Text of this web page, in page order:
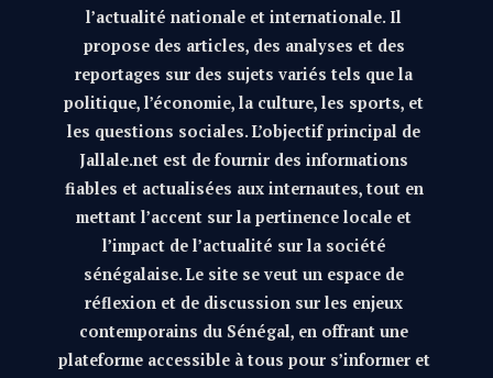
l’actualité nationale et internationale. Il
propose des articles, des analyses et des
reportages sur des sujets variés tels que la
politique, l’économie, la culture, les sports, et
les questions sociales. L’objectif principal de
Jallale.net est de fournir des informations
fiables et actualisées aux internautes, tout en
mettant l’accent sur la pertinence locale et
l’impact de l’actualité sur la société
sénégalaise. Le site se veut un espace de
réflexion et de discussion sur les enjeux
contemporains du Sénégal, en offrant une
plateforme accessible à tous pour s’informer et